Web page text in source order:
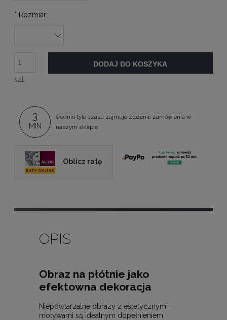
* Rozmiar:
szt.
DODAJ DO KOSZYKA
3
MIN
średnio tyle czasu zajmuje złożenie zamówienia w
naszym sklepie
Oblicz ratę
OPIS
Obraz na płótnie jako
efektowna dekoracja
Niepowtarzalne obrazy z estetycznymi
motywami są idealnym dopełnieniem